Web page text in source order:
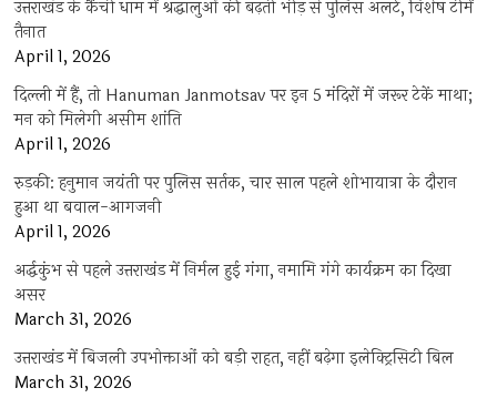
उत्तराखंड के कैंची धाम में श्रद्धालुओं की बढ़ती भीड़ से पुलिस अलर्ट, विशेष टीमें
तैनात
April 1, 2026
दिल्ली में हैं, तो Hanuman Janmotsav पर इन 5 मंदिरों में जरूर टेकें माथा;
मन को मिलेगी असीम शांति
April 1, 2026
रुड़की: हनुमान जयंती पर पुलिस सर्तक, चार साल पहले शोभायात्रा के दौरान
हुआ था बवाल-आगजनी
April 1, 2026
अर्द्धकुंभ से पहले उत्तराखंड में निर्मल हुई गंगा, नमामि गंगे कार्यक्रम का दिखा
असर
March 31, 2026
उत्तराखंड में बिजली उपभोक्ताओं को बड़ी राहत, नहीं बढ़ेगा इलेक्ट्रिसिटी बिल
March 31, 2026